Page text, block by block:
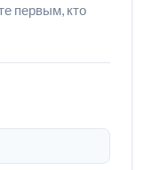
первым, кто